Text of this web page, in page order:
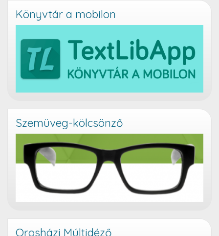
Könyvtár a mobilon
Szemüveg-kölcsönző
Orosházi Múltidéző